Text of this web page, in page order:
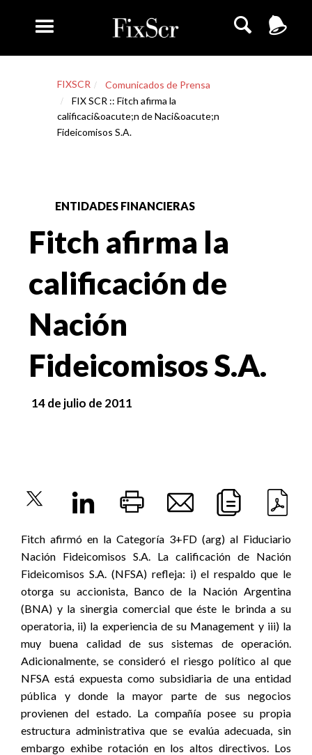
FIXSCR
Comunicados de Prensa
FIX SCR :: Fitch afirma la
calificaci&oacute;n de Naci&oacute;n
Fideicomisos S.A.
ENTIDADES FINANCIERAS
Fitch afirma la
calificación de
Nación
Fideicomisos S.A.
14 de julio de 2011
Fitch afirmó en la Categoría 3+FD (arg) al Fiduciario
Nación Fideicomisos S.A. La calificación de Nación
Fideicomisos S.A. (NFSA) refleja: i) el respaldo que le
otorga su accionista, Banco de la Nación Argentina
(BNA) y la sinergia comercial que éste le brinda a su
operatoria, ii) la experiencia de su Management y iii) la
muy buena calidad de sus sistemas de operación.
Adicionalmente, se consideró el riesgo político al que
NFSA está expuesta como subsidiaria de una entidad
pública y donde la mayor parte de sus negocios
provienen del estado. La compañía posee su propia
estructura administrativa que se evalúa adecuada, sin
embargo exhibe rotación en los altos directivos. Los